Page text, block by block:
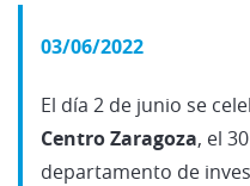
03/06/2022
El día 2 de junio se
Centro Zaragoza, el
departamento de